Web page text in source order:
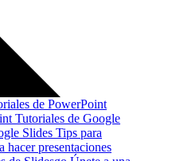
de PowerPoint
Tutoriales de Google
Slides Tips para
hacer presentaciones